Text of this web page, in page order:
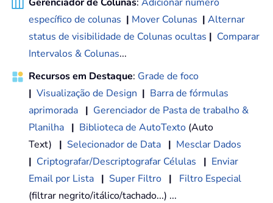
específico de colunas | Mover Colunas | Alternar
status de visibilidade de Colunas ocultas | Comparar
Intervalos & Colunas...
Recursos em Destaque: Grade de foco
| Visualização de Design | Barra de fórmulas
aprimorada | Gerenciador de Pasta de trabalho &
Planilha | Biblioteca de AutoTexto (Auto
Text) | Selecionador de Data | Mesclar Dados
| Criptografar/Descriptografar Células | Enviar
Email por Lista | Super Filtro |
Filtro Especial
(filtrar negrito/itálico/tachado...) ...